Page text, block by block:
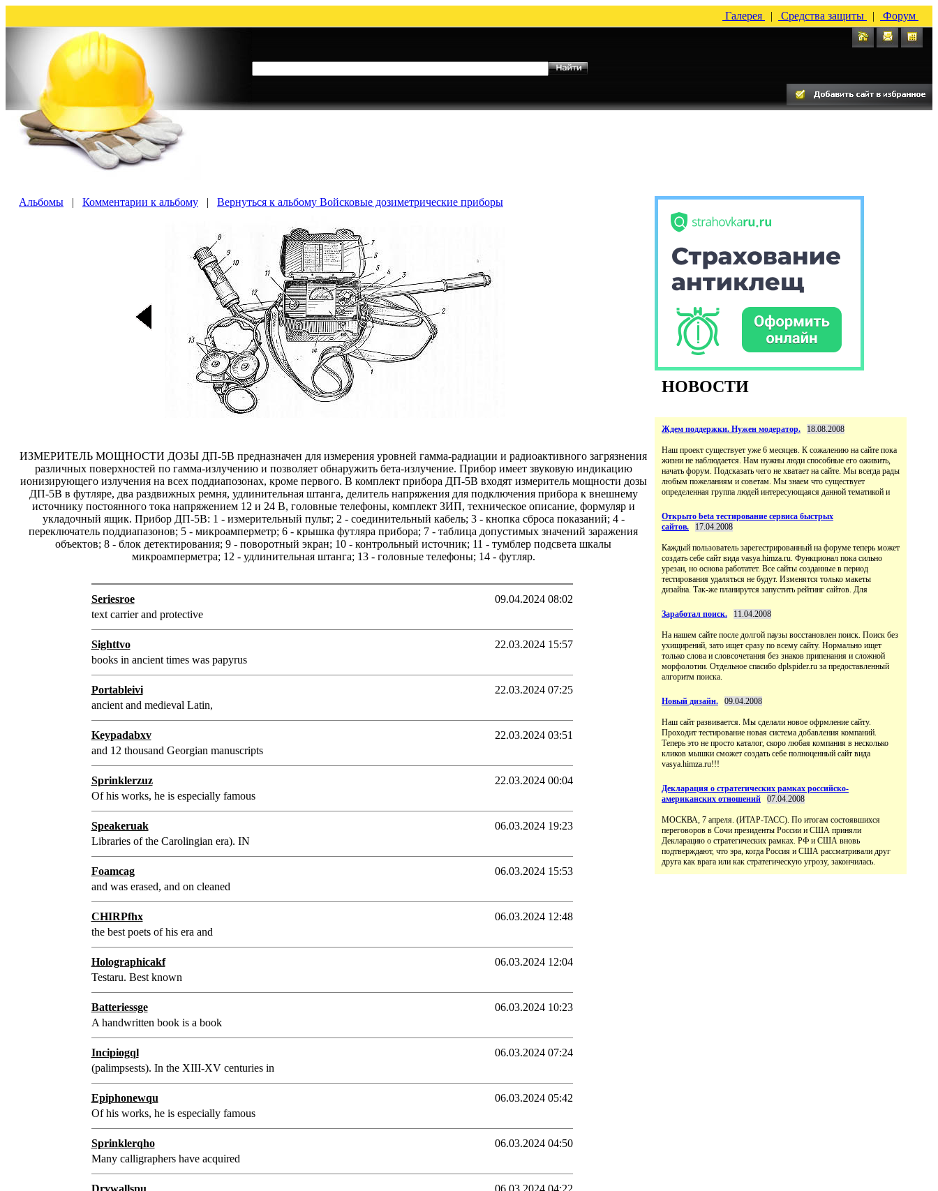
Галерея | Средства защиты | Форум
Альбомы | Комментарии к альбому | Вернуться к альбому Войсковые дозиметрические приборы
ИЗМЕРИТЕЛЬ МОЩНОСТИ ДОЗЫ ДП-5В предназначен для измерения уровней гамма-радиации и радиоактивного загрязнения
различных поверхностей по гамма-излучению и позволяет обнаружить бета-излучение. Прибор имеет звуковую индикацию
ионизирующего излучения на всех поддиапозонах, кроме первого. В комплект прибора ДП-5В входят измеритель мощности дозы
ДП-5В в футляре, два раздвижных ремня, удлинительная штанга, делитель напряжения для подключения прибора к внешнему
источнику постоянного тока напряжением 12 и 24 В, головные телефоны, комплект ЗИП, техническое описание, формуляр и
укладочный ящик. Прибор ДП-5В: 1 - измерительный пульт; 2 - соединительный кабель; 3 - кнопка сброса показаний; 4 -
переключатель поддиапазонов; 5 - микроамперметр; 6 - крышка футляра прибора; 7 - таблица допустимых значений заражения
объектов; 8 - блок детектирования; 9 - поворотный экран; 10 - контрольный источник; 11 - тумблер подсвета шкалы
микроамперметра; 12 - удлинительная штанга; 13 - головные телефоны; 14 - футляр.
Seriesroe
09.04.2024 08:02
text carrier and protective
Sighttvo
22.03.2024 15:57
books in ancient times was papyrus
Portableivi
22.03.2024 07:25
ancient and medieval Latin,
Keypadabxv
22.03.2024 03:51
and 12 thousand Georgian manuscripts
Sprinklerzuz
22.03.2024 00:04
Of his works, he is especially famous
Speakeruak
06.03.2024 19:23
Libraries of the Carolingian era). IN
Foamcag
06.03.2024 15:53
and was erased, and on cleaned
CHIRPfhx
06.03.2024 12:48
the best poets of his era and
Holographicakf
06.03.2024 12:04
Testaru. Best known
Batteriessge
06.03.2024 10:23
A handwritten book is a book
Incipiogql
06.03.2024 07:24
(palimpsests). In the XIII-XV centuries in
Epiphonewqu
06.03.2024 05:42
Of his works, he is especially famous
Sprinklerqho
06.03.2024 04:50
Many calligraphers have acquired
Drywallspu
06.03.2024 04:22
НОВОСТИ
Ждем поддержки. Нужен модератор. 18.08.2008
Наш проект существует уже 6 месяцев. К сожалению на сайте пока
жизни не наблюдается. Нам нужны люди способные его оживить,
начать форум. Подсказать чего не хватает на сайте. Мы всегда рады
любым пожеланиям и советам. Мы знаем что существует
определенная группа людей интересующаяся данной тематикой и
Открыто beta тестирование сервиса быстрых
сайтов.
17.04.2008
Каждый пользователь зарегестрированный на форуме теперь может
создать себе сайт вида vasya.himza.ru. Функционал пока сильно
урезан, но основа работатет. Все сайты созданные в период
тестирования удаляться не будут. Изменятся только макеты
дизайна. Так-же планирутся запустить рейтинг сайтов. Для
Заработал поиск. 11.04.2008
На нашем сайте после долгой паузы восстановлен поиск. Поиск без
ухищирений, зато ищет сразу по всему сайту. Нормально ищет
только слова и словсочетания без знаков припенания и сложной
морфолотии. Отдельное спасибо dplspider.ru за предоставленный
алгоритм поиска.
Новый дизайн. 09.04.2008
Наш сайт развивается. Мы сделали новое офрмление сайту.
Проходит тестирование новая система добавления компаний.
Теперь это не просто каталог, скоро любая компания в несколько
кликов мышки сможет создать себе полноценный сайт вида
vasya.himza.ru!!!
Декларация о стратегических рамках российско-
американских отношений
07.04.2008
МОСКВА, 7 апреля. (ИТАР-ТАСС). По итогам состоявшихся
переговоров в Сочи президенты России и США приняли
Декларацию о стратегических рамках. РФ и США вновь
подтверждают, что эра, когда Россия и США рассматривали друг
друга как врага или как стратегическую угрозу, закончилась.